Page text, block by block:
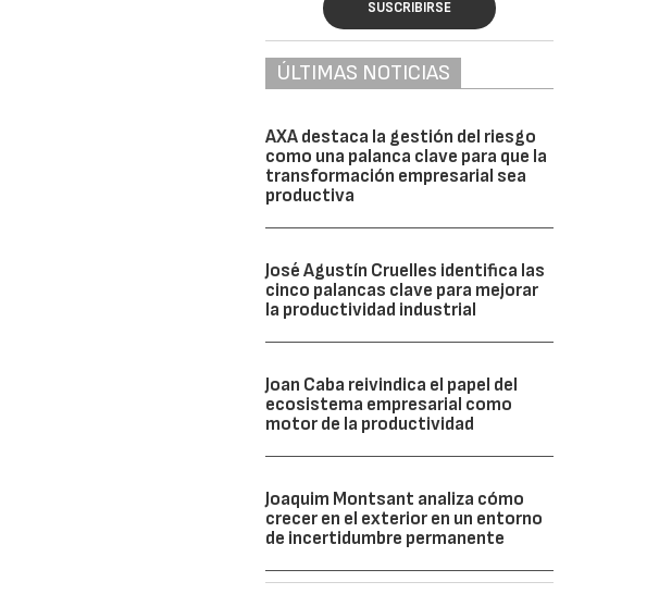
SUSCRIBIRSE
ÚLTIMAS NOTICIAS
AXA destaca la gestión del riesgo
como una palanca clave para que la
transformación empresarial sea
productiva
José Agustín Cruelles identifica las
cinco palancas clave para mejorar
la productividad industrial
Joan Caba reivindica el papel del
ecosistema empresarial como
motor de la productividad
Joaquim Montsant analiza cómo
crecer en el exterior en un entorno
de incertidumbre permanente